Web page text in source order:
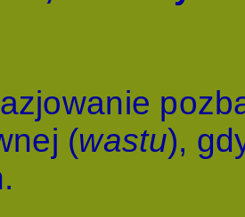
(wastu),